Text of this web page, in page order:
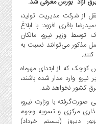
از شرکت مدیریت تولید،
باقری افزود: با ابلاغ
وزیر نیرو، مالکان
مذکور می‌توانند نسبت به
کوچک که از ابتدای مهرماه
نیرو وارد مدار شده باشند،
کشور نخواهد شد.
با وزارت نیرو،
مرکزی و تسویه وجوه،
دیروز (بیستم خرداد)